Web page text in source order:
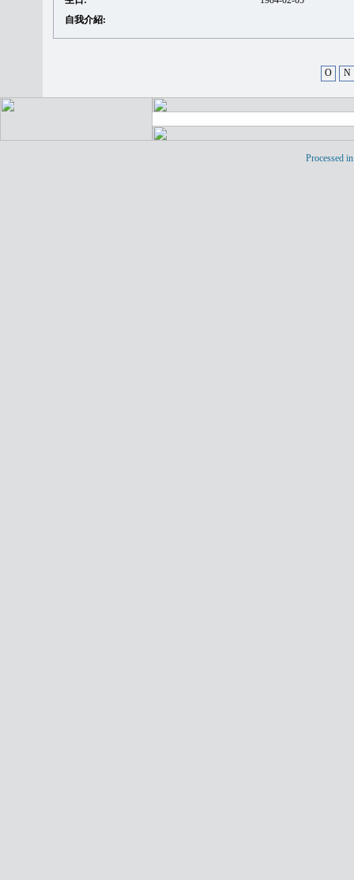
自我介紹:
O N
Processed